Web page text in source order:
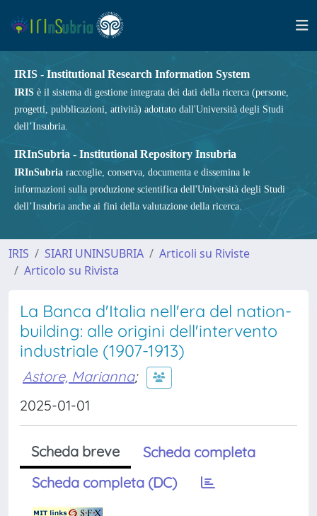
IRIS - Institutional Research Information System
IRIS è il sistema di gestione integrata dei dati della ricerca (persone,
progetti, pubblicazioni, attività) adottato dall'Università degli Studi
dell’Insubria.
IRInSubria - Institutional Repository Insubria
IRInSubria raccoglie, conserva, documenta e dissemina le
informazioni sulla produzione scientifica dell'Università degli Studi
dell’Insubria anche ai fini della valutazione della ricerca.
IRIS SIARI UNINSUBRIA
Articoli su Riviste
Articolo su Rivista
La Banca d'Italia nell'era del nation-
building: alle origini dell'intervento
industriale (1907-1913)
Astore, Marianna;
2025-01-01
Scheda breve
Scheda completa
Scheda completa (DC)